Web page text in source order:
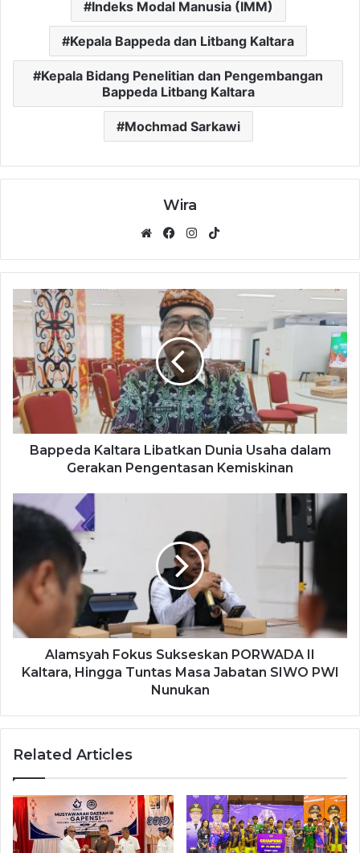
Indeks Modal Manusia (IMM)
Kepala Bappeda dan Litbang Kaltara
Kepala Bidang Penelitian dan Pengembangan
Bappeda Litbang Kaltara
Mochmad Sarkawi
Wira
WebsiteFacebookInstagram
Bappeda Kaltara Libatkan Dunia Usaha dalam
Gerakan Pengentasan Kemiskinan
Alamsyah Fokus Sukseskan PORWADA II
Kaltara, Hingga Tuntas Masa Jabatan SIWO PWI
Nunukan
Related Articles